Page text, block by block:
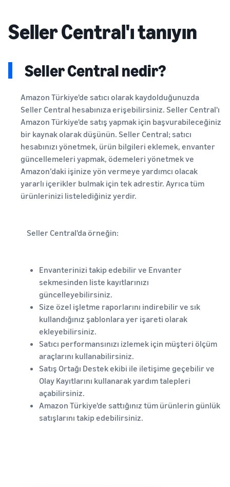
Seller Central'ı tanıyın
Seller Central nedir?
Amazon Türkiye'de satıcı olarak kaydolduğunuzda
Seller Central hesabınıza erişebilirsiniz. Seller Central'ı
Amazon Türkiye'de satış yapmak için başvurabileceğiniz
bir kaynak olarak düşünün. Seller Central; satıcı
hesabınızı yönetmek, ürün bilgileri eklemek, envanter
güncellemeleri yapmak, ödemeleri yönetmek ve
Amazon’daki işinize yön vermeye yardımcı olacak
yararlı içerikler bulmak için tek adrestir. Ayrıca tüm
ürünlerinizi listelediğiniz yerdir.
Seller Central'da örneğin:
Envanterinizi takip edebilir ve Envanter
sekmesinden liste kayıtlarınızı
güncelleyebilirsiniz.
Size özel işletme raporlarını indirebilir ve sık
kullandığınız şablonlara yer işareti olarak
ekleyebilirsiniz.
Satıcı performansınızı izlemek için müşteri ölçüm
araçlarını kullanabilirsiniz.
Satış Ortağı Destek ekibi ile iletişime geçebilir ve
Olay Kayıtlarını kullanarak yardım talepleri
açabilirsiniz.
Amazon Türkiye'de sattığınız tüm ürünlerin günlük
satışlarını takip edebilirsiniz.